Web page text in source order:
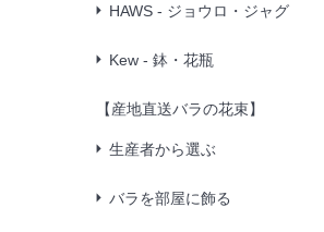
HAWS - ジョウロ・ジャグ
Kew - 鉢・花瓶
【産地直送バラの花束】
生産者から選ぶ
バラを部屋に飾る